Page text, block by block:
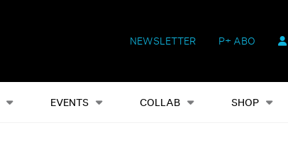
NEWSLETTER P+ ABO
EVENTS COLLAB SHOP
Alles Events Shop Heftausgaben Suchen